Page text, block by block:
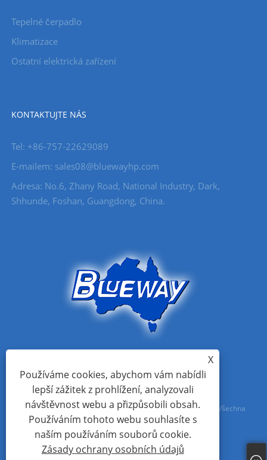
Tepelné čerpadlo
Klimatizace
Ostatní elektrická zařízení
KONTAKTUJTE NÁS
Tel: +86-757-22629089
E-mailem: sales08@bluewayhp.com
Adresa: No.6, Zhany Road, National Industry, Dark,
Shhunde, Foshan, Guangdong, China.
Copyright © 2021 Foshan Blueway Electric Appliances Co., Ltd Všechna
Sitemap RSS XML
X
Používáme cookies, abychom vám nabídli
lepší zážitek z prohlížení, analyzovali
návštěvnost webu a přizpůsobili obsah.
Používáním tohoto webu souhlasíte s
naším používáním souborů cookie.
Zásady ochrany osobních údajů